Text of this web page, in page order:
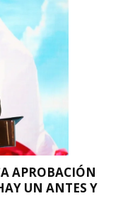
APROBACIÓN
UN ANTES Y